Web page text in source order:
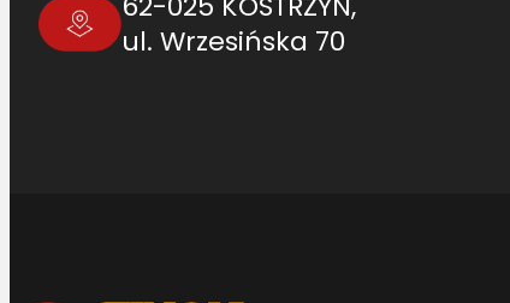
ul. Wrzesińska 70